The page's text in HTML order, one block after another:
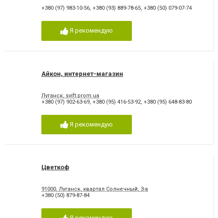
+380 (97) 983-10-56, +380 (93) 889-78-65, +380 (50) 079-07-74
Я рекомендую
Айкон, интернет-магазин
Луганск, svift.prom.ua
+380 (97) 902-63-69, +380 (95) 416-53-92, +380 (95) 648-83-80
Я рекомендую
Цветкоф
91000, Луганск, квартал Солнечный, 3-а
+380 (50) 879-87-84